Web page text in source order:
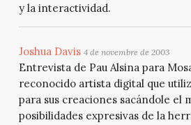
y la interactividad.
Joshua Davis 4 de novembre de 2003
Entrevista de Pau Alsina para
reconocido artista digital que
para sus creaciones sacándole el
posibilidades expresivas de la